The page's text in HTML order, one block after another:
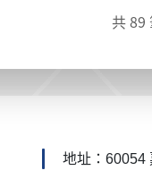
共89
地址：60054